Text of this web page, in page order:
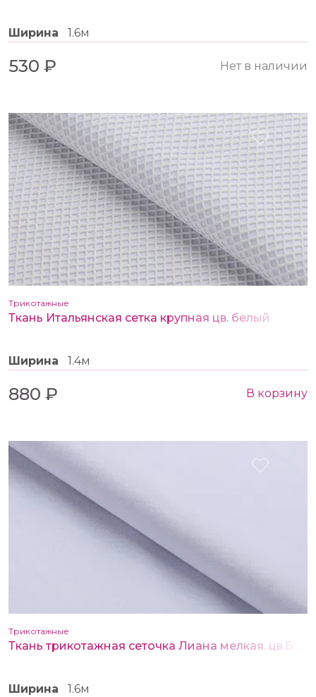
Ширина 1.6м
530 ₽ Нет в наличии
Трикотажные
Ткань Итальянская сетка крупная цв. белый
Ширина 1.4м
880 ₽ В корзину
Трикотажные
Ширина 1.6м